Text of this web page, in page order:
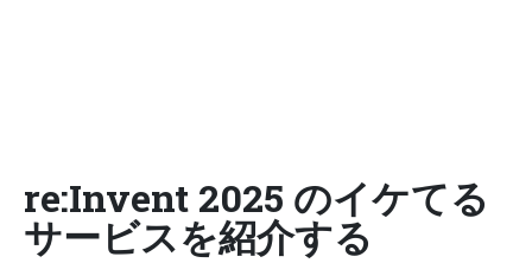
re:Invent 2025 のイケてる
サービスを紹介する